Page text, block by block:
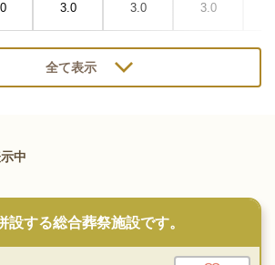
3.0 3.0 3.0
全て表示
中
設する総合葬祭施設です。